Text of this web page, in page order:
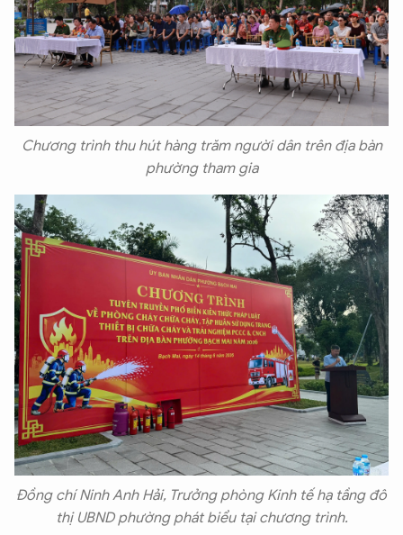
Chương trình thu hút hàng trăm người dân trên địa bàn
phường tham gia
Đồng chí Ninh Anh Hải, Trưởng phòng Kinh tế hạ tầng đô
thị UBND phường phát biểu tại chương trình.